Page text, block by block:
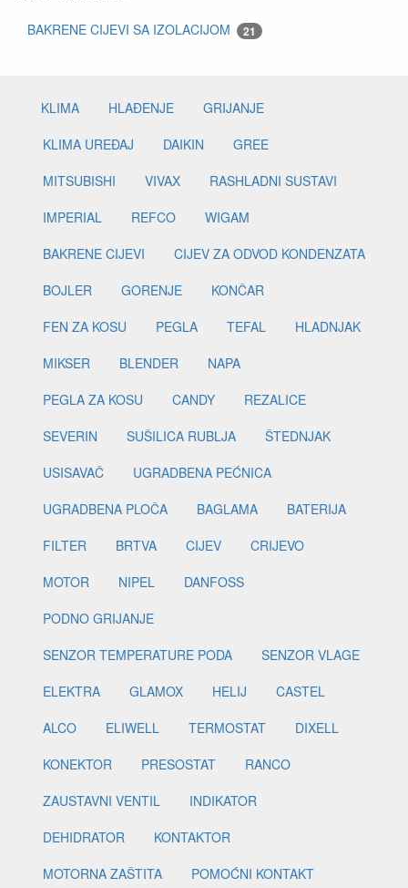
BAKRENE CIJEVI SA IZOLACIJOM 21
KLIMA HLAĐENJE
GRIJANJE
KLIMA UREĐAJ
DAIKIN
GREE
MITSUBISHI
VIVAX
RASHLADNI SUSTAVI
IMPERIAL
REFCO
WIGAM
BAKRENE CIJEVI
CIJEV ZA ODVOD KONDENZATA
BOJLER
GORENJE
KONČAR
FEN ZA KOSU
PEGLA TEFAL
HLADNJAK
MIKSER
BLENDER
NAPA
PEGLA ZA KOSU
CANDY
REZALICE
SEVERIN
SUŠILICA RUBLJA
ŠTEDNJAK
USISAVAČ
UGRADBENA PEĆNICA
UGRADBENA PLOČA
BAGLAMA
BATERIJA
FILTER
BRTVA CIJEV
CRIJEVO
MOTOR
NIPEL
DANFOSS
PODNO GRIJANJE
SENZOR TEMPERATURE PODA
SENZOR VLAGE
ELEKTRA
GLAMOX HELIJ
CASTEL
ALCO
ELIWELL TERMOSTAT
DIXELL
KONEKTOR
PRESOSTAT
RANCO
ZAUSTAVNI VENTIL
INDIKATOR
DEHIDRATOR
KONTAKTOR
MOTORNA ZAŠTITA
POMOĆNI KONTAKT